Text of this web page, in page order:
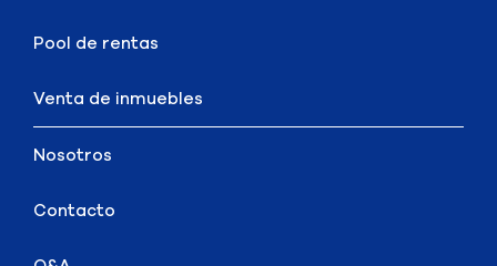
Pool de rentas
Venta de inmuebles
Nosotros
Contacto